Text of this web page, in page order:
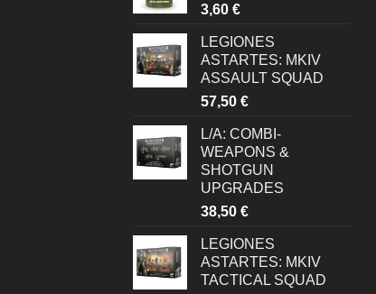
3,60 €
LEGIONES
ASTARTES: MKIV
ASSAULT SQUAD
57,50 €
L/A: COMBI-
WEAPONS &
SHOTGUN
UPGRADES
38,50 €
LEGIONES
ASTARTES: MKIV
TACTICAL SQUAD